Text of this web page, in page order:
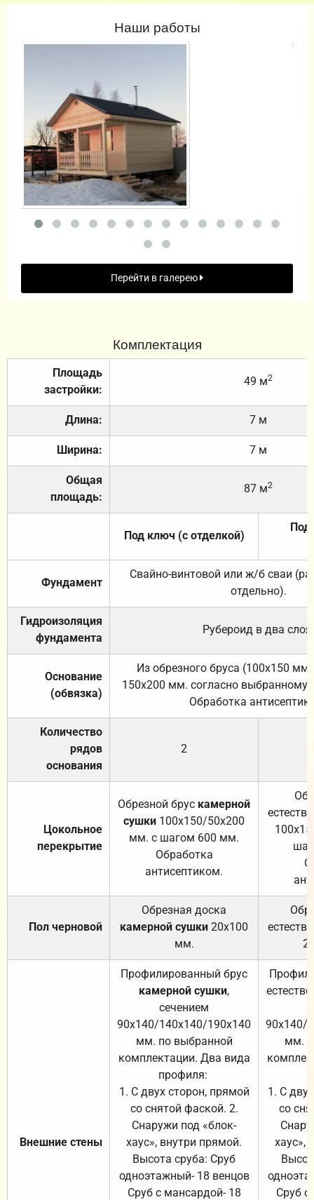
Наши работы
Перейти в галерею
Комплектация
Площадь
застройки:
49 м2
Длина: 7 м
Ширина: 7 м
Общая
площадь:
87 м2
Под ключ (с отделкой)
Под
Фундамент
Свайно-винтовой или ж/б сваи
отдельно).
Гидроизоляция
фундамента
Рубероид в два слоя.
Основание
(обвязка)
Из обрезного бруса (100х150
150х200 мм. согласно выбранному
Обработка
Количество
рядов
основания
2
Цокольное
перекрытие
Обрезной брус камерной
сушки 100х150/50х200
мм. с шагом 600 мм.
Обработка
антисептиком.
Пол черновой
Обрезная доска
камерной сушки 20х100
мм.
Внешние стены
Профилированный брус
камерной сушки,
сечением
90х140/140х140/190х140
мм. по выбранной
комплектации. Два вида
профиля:
1. С двух сторон, прямой
со снятой фаской. 2.
Снаружи под «блок-
хаус», внутри прямой.
Высота сруба: Сруб
одноэтажный- 18 венцов
Сруб с мансардой- 18
90х140/
мм.
1. С
со
хаус»,
Сруб с